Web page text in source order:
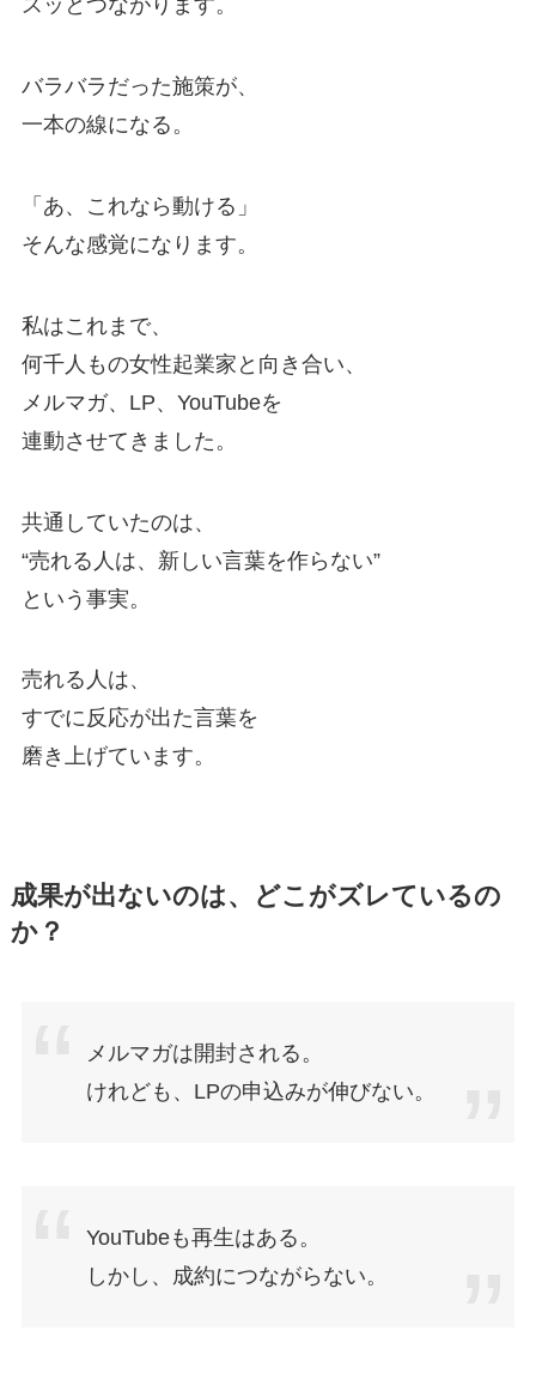
スッとつながります。
バラバラだった施策が、
一本の線になる。
「あ、これなら動ける」
そんな感覚になります。
私はこれまで、
何千人もの女性起業家と向き合い、
メルマガ、LP、YouTubeを
連動させてきました。
共通していたのは、
“売れる人は、新しい言葉を作らない”
という事実。
売れる人は、
すでに反応が出た言葉を
磨き上げています。
成果が出ないのは、どこがズレているの
か？
メルマガは開封される。
けれども、LPの申込みが伸びない。
YouTubeも再生はある。
しかし、成約につながらない。